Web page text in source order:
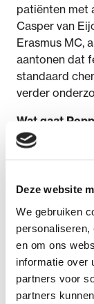
Deze website
We gebruiken
en om ons
informatie over
partners voor
partners
patiënten met
Casper van
Erasmus MC,
aantonen dat
standaard
verder
Wat gaat
Hoewel
worden
Pepper
zich te nemen.
Het bedrijf
geldende
organiseert